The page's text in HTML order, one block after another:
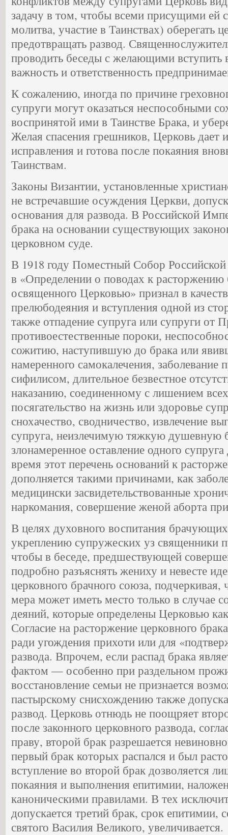
задачу в том, чтобы всеми присущими ей
молитва, участие в Таинствах) оберегать
предотвращать развод.
проводить беседы с желающими вступить
важность и ответственность
К сожалению, иногда по причине
супруги могут оказаться неспособными
воспринятой ими в Таинстве Брака, и
Желая спасения грешников, Церковь дает
исправления и готова после покаяния
Таинствам.
Законы Византии, установленные
не встречавшие осуждения Церкви,
основания для развода. В Российской
брака на основании существующих
церковном суде.
В 1918 году Поместный Собор
в «Определении о поводах к расторжению
освященного Церковью» признал в
прелюбодеяния и вступления одной из
также отпадение супруга или супруги от
противоестественные пороки,
сожитию, наступившую до брака или
намеренного самокалечения, заболевание
сифилисом, длительное безвестное
наказанию, соединенному с лишением
посягательство на жизнь или здоровье
снохачество, сводничество, извлечение
супруга, неизлечимую тяжкую душевную
злонамеренное оставление одного
время этот перечень оснований к
дополняется такими причинами, как
медицински засвидетельствованные
наркомания, совершение женой аборта
В целях духовного воспитания
укреплению супружеских уз священники
чтобы в беседе, предшествующей
подробно разъяснять жениху и невесте
церковного брачного союза, подчеркивая,
мера может иметь место только в случае
деяний, которые определены Церковью
Согласие на расторжение церковного
ради угождения прихоти или для
развода. Впрочем, если распад брака
фактом — особенно при раздельном
восстановление семьи не признается
пастырскому снисхождению также
развод. Церковь отнюдь не поощряет
после законного церковного развода,
праву, второй брак разрешается
первый брак которых распался и был
вступление во второй брак дозволяется
покаяния и выполнения епитимии,
каноническими правилами. В тех
допускается третий брак, срок епитимии,
святого Василия Великого, увеличивается.